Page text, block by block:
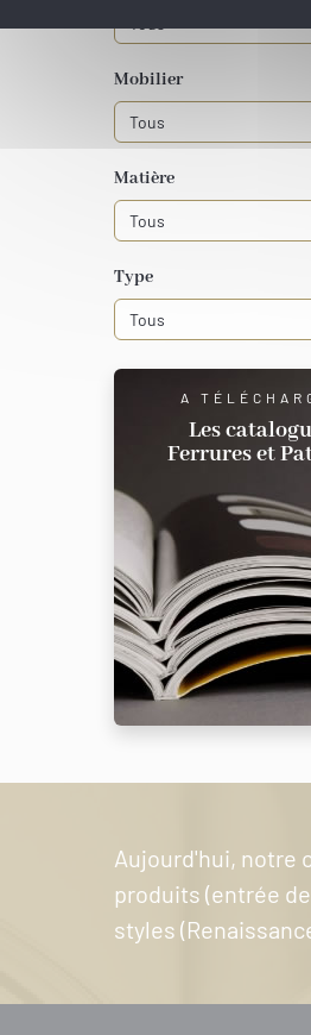
Mobilier
Matière
Type
A
Les
Ferrures et
Aujourd'hui, notre
produits (entrée
styles